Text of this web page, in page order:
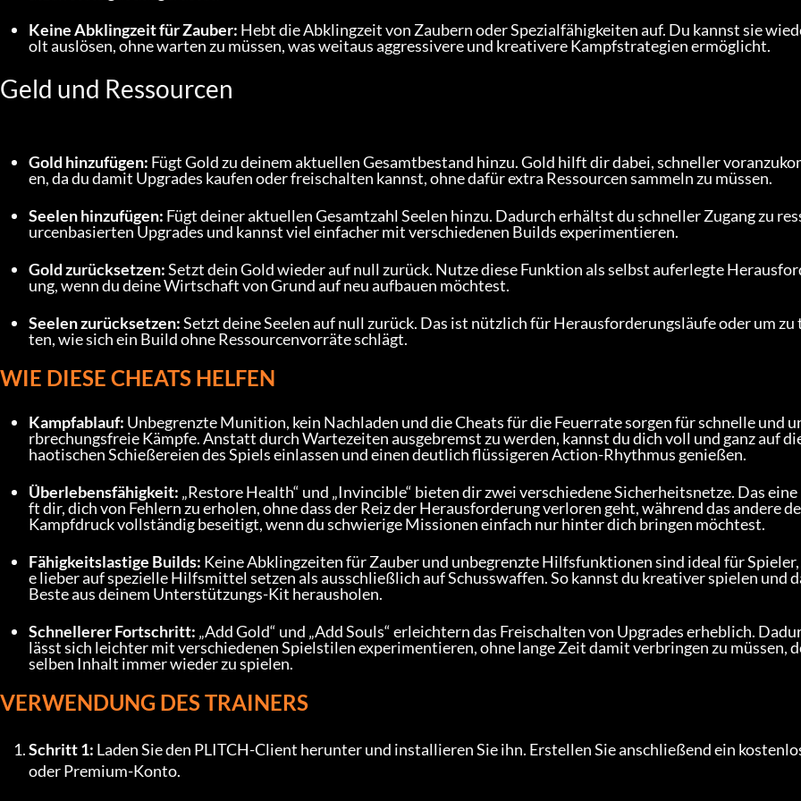
Keine Abklingzeit für Zauber: Hebt die Abklingzeit von Zaubern oder Spezialfähigkeiten auf. Du kannst sie
olt auslösen, ohne warten zu müssen, was weitaus aggressivere und kreativere Kampfstrategien ermöglicht.
Geld und Ressourcen
Gold hinzufügen: Fügt Gold zu deinem aktuellen Gesamtbestand hinzu. Gold hilft dir dabei, schneller
en, da du damit Upgrades kaufen oder freischalten kannst, ohne dafür extra Ressourcen sammeln zu müssen.
Seelen hinzufügen: Fügt deiner aktuellen Gesamtzahl Seelen hinzu. Dadurch erhältst du schneller Zugang zu
urcenbasierten Upgrades und kannst viel einfacher mit verschiedenen Builds experimentieren.
Gold zurücksetzen: Setzt dein Gold wieder auf null zurück. Nutze diese Funktion als selbst auferlegte
ung, wenn du deine Wirtschaft von Grund auf neu aufbauen möchtest.
Seelen zurücksetzen: Setzt deine Seelen auf null zurück. Das ist nützlich für Herausforderungsläufe oder um zu
ten, wie sich ein Build ohne Ressourcenvorräte schlägt.
WIE DIESE CHEATS HELFEN
Kampfablauf: Unbegrenzte Munition, kein Nachladen und die Cheats für die Feuerrate sorgen für schnelle und
rbrechungsfreie Kämpfe. Anstatt durch Wartezeiten ausgebremst zu werden, kannst du dich voll und ganz auf
haotischen Schießereien des Spiels einlassen und einen deutlich flüssigeren Action-Rhythmus genießen.
Überlebensfähigkeit: „Restore Health“ und „Invincible“ bieten dir zwei verschiedene Sicherheitsnetze. Das
ft dir, dich von Fehlern zu erholen, ohne dass der Reiz der Herausforderung verloren geht, während das andere
Kampfdruck vollständig beseitigt, wenn du schwierige Missionen einfach nur hinter dich bringen möchtest.
Fähigkeitslastige Builds: Keine Abklingzeiten für Zauber und unbegrenzte Hilfsfunktionen sind ideal für
e lieber auf spezielle Hilfsmittel setzen als ausschließlich auf Schusswaffen. So kannst du kreativer spielen und
Beste aus deinem Unterstützungs-Kit herausholen.
Schnellerer Fortschritt: „Add Gold“ und „Add Souls“ erleichtern das Freischalten von Upgrades erheblich.
lässt sich leichter mit verschiedenen Spielstilen experimentieren, ohne lange Zeit damit verbringen zu müssen,
selben Inhalt immer wieder zu spielen.
VERWENDUNG DES TRAINERS
Schritt 1: Laden Sie den PLITCH-Client herunter und installieren Sie ihn. Erstellen Sie anschließend ein
oder Premium-Konto.